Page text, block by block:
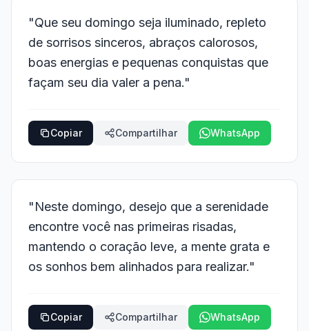
"Que seu domingo seja iluminado, repleto
de sorrisos sinceros, abraços calorosos,
boas energias e pequenas conquistas que
façam seu dia valer a pena."
Copiar Compartilhar WhatsApp
"Neste domingo, desejo que a serenidade
encontre você nas primeiras risadas,
mantendo o coração leve, a mente grata e
os sonhos bem alinhados para realizar."
Copiar Compartilhar WhatsApp